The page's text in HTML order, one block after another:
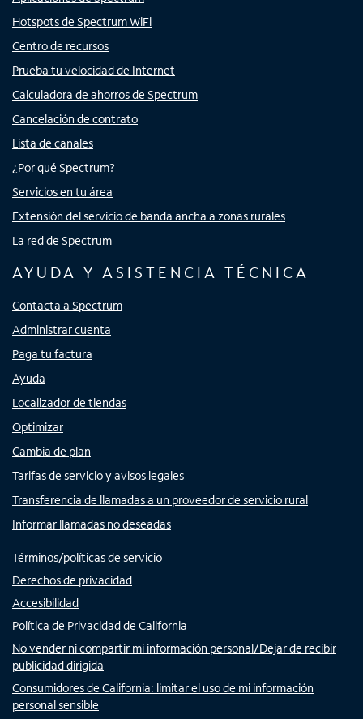
Hotspots de Spectrum WiFi
Centro de recursos
Prueba tu velocidad de Internet
Calculadora de ahorros de Spectrum
Cancelación de contrato
Lista de canales
¿Por qué Spectrum?
Servicios en tu área
Extensión del servicio de banda ancha a zonas rurales
La red de Spectrum
AYUDA Y ASISTENCIA TÉCNICA
Contacta a Spectrum
Administrar cuenta
Paga tu factura
Ayuda
Localizador de tiendas
Optimizar
Cambia de plan
Tarifas de servicio y avisos legales
Transferencia de llamadas a un proveedor de servicio rural
Informar llamadas no deseadas
Términos/políticas de servicio
Derechos de privacidad
Accesibilidad
Política de Privacidad de California
No vender ni compartir mi información personal/Dejar de recibir
publicidad dirigida
Consumidores de California: limitar el uso de mi información
personal sensible